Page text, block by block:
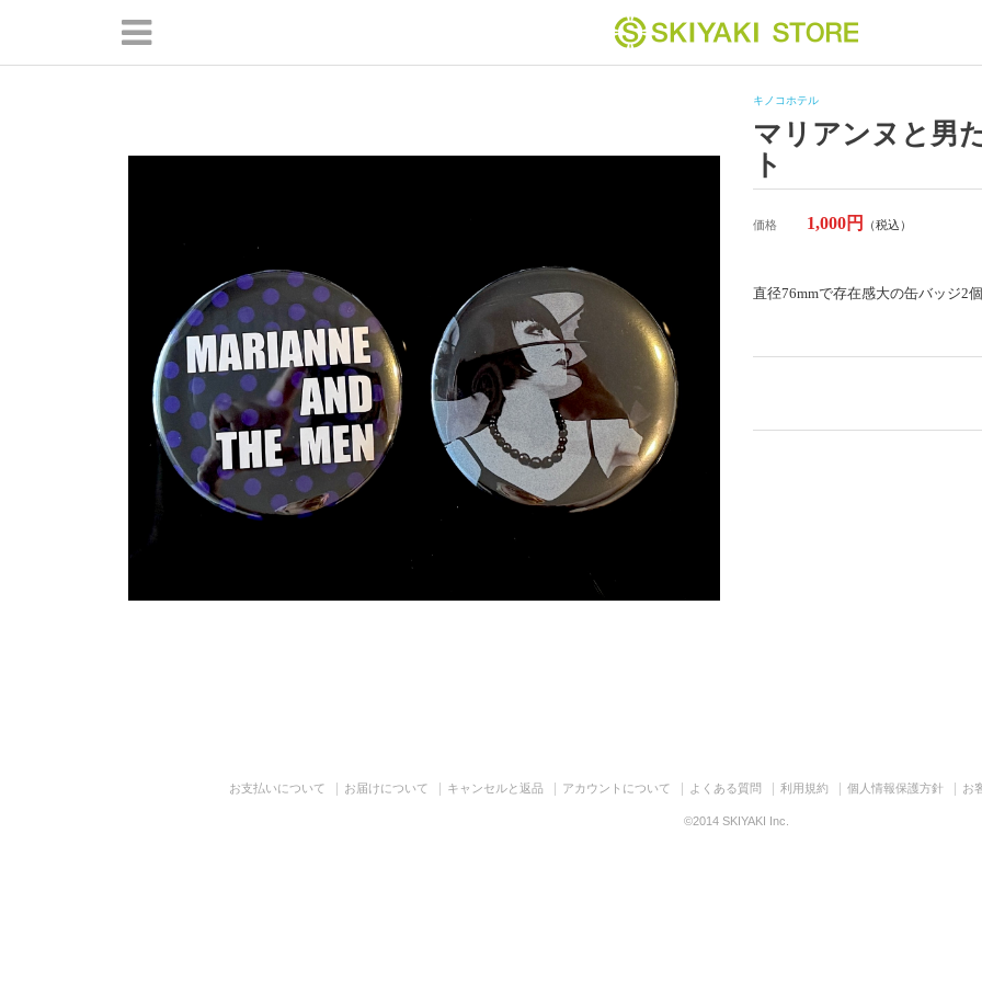
キノコホテル
マリアンヌと男
ト
価格 1,000円 （税込）
直径76mmで存在感大の缶バッジ2
お支払いについて お届けについて キャンセルと返品 アカウントについて よくある質問 利用規約 個人情報保護方針 お
©2014 SKIYAKI Inc.